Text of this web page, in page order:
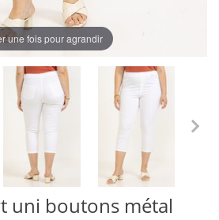
une fois pour agrandir
uni boutons métal